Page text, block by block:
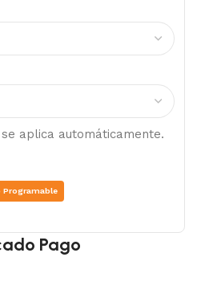
aplica automáticamente.
Programable
Pago